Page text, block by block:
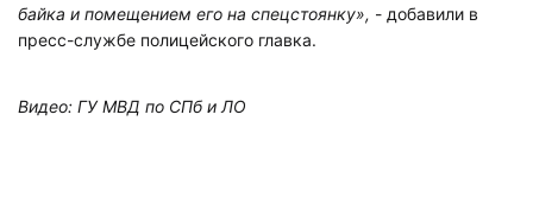
байка и помещением его на спецстоянку», - добавили в
пресс-службе полицейского главка.
Видео: ГУ МВД по СПб и ЛО